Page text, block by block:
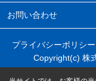
お問い合わせ
プライバシーポリシー
Copyright(c) 株